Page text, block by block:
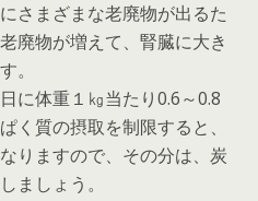
さまざまな老廃物が出るた
廃物が増えて、腎臓に大き
。
に体重１㎏当たり0.6～0.8
く質の摂取を制限すると、
りますので、その分は、炭
ましょう。